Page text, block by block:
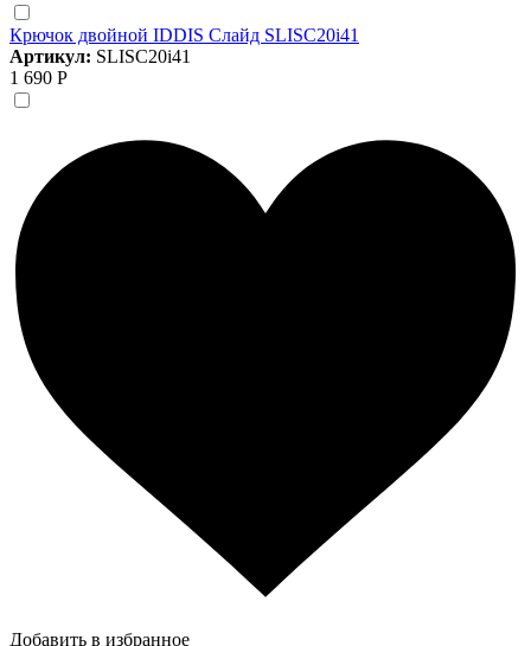
Крючок двойной IDDIS Слайд SLISC20i41
Артикул: SLISC20i41
1 690 Р
Добавить в избранное